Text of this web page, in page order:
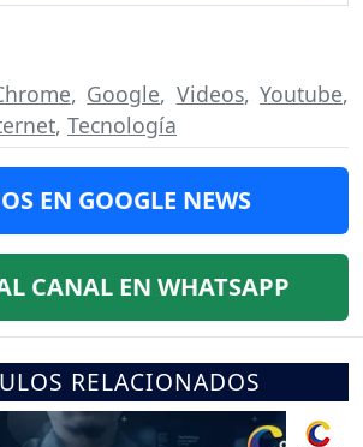
, Google, Videos,Youtube,
, Tecnología
EN GOOGLE NEWS
CANAL EN WHATSAPP
RELACIONADOS